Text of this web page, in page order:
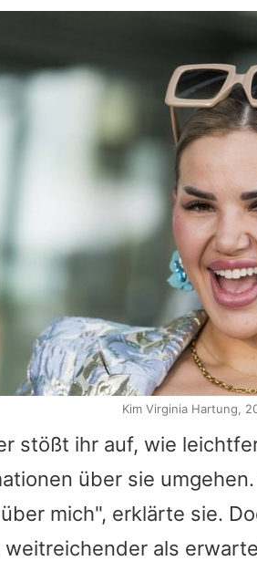
stößt ihr auf, wie
über sie
mich", erklärte sie.
weitreichender als
Kim Virginia Hartung,